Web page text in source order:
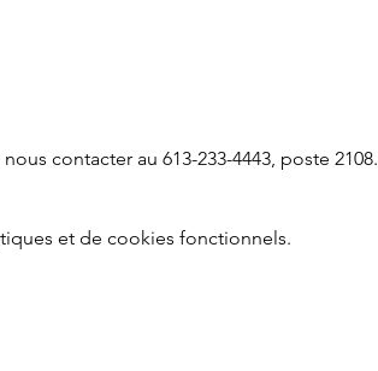
contacter au 613-233-4443, poste 2108.
et de cookies fonctionnels.